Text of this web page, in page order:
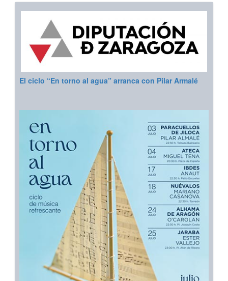
El ciclo “En torno al agua” arranca con Pilar Armalé